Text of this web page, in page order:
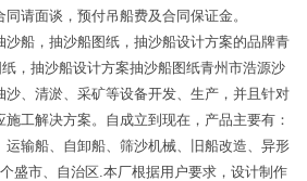
请面谈，预付吊船费及合同保证金。
沙船，抽沙船图纸，抽沙船设计方案的品牌青
，抽沙船设计方案抽沙船图纸青州市浩源沙
沙、清淤、采矿等设备开发、生产，并且针对
工解决方案。自成立到现在，产品主要有：
运输船、自卸船、筛沙机械、旧船改造、异形
盛市、自治区.本厂根据用户要求，设计制作